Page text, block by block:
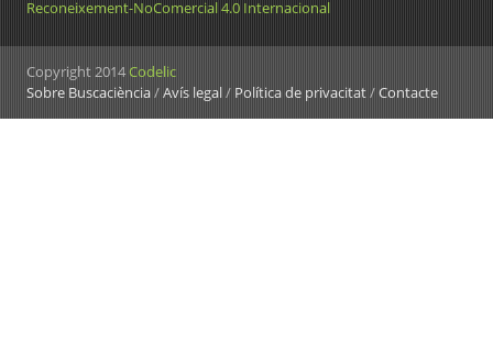
Reconeixement-NoComercial 4.0 Internacional
Copyright 2014Codelic
Sobre Buscaciència/Avís legal/ Política de privacitat/Contacte